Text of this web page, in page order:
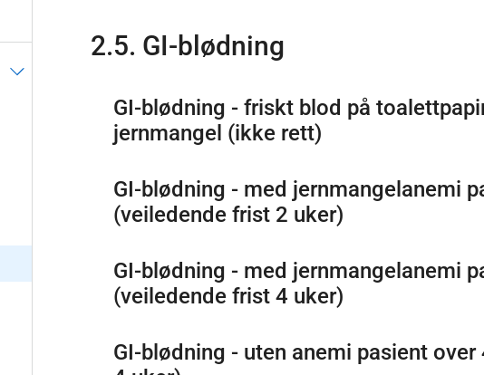
2.5. GI-blødning
GI-blødning - friskt blod på
jernmangel (ikke rett)
GI-blødning - med jernmangelanemi
(veiledende frist 2 uker)
GI-blødning - med jernmangelanemi
(veiledende frist 4 uker)
GI-blødning - uten anemi pasient over 40 år